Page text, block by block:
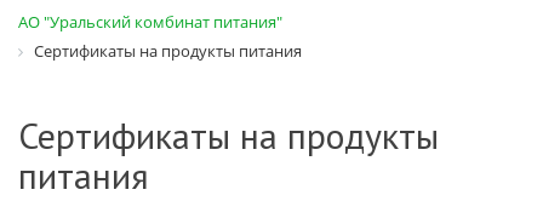
АО "Уральский комбинат питания"
Сертификаты на продукты питания
Сертификаты на продукты
питания